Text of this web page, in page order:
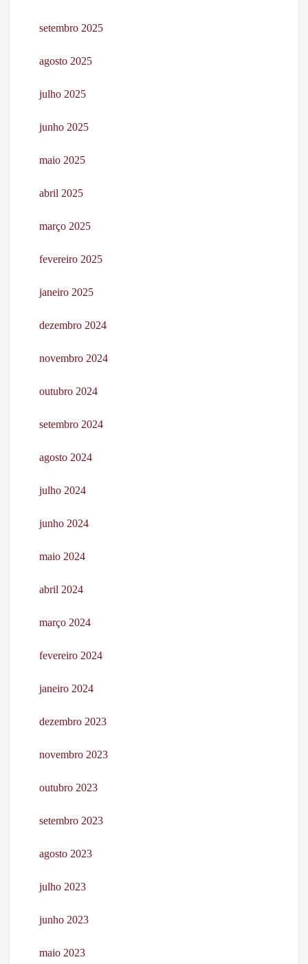
setembro 2025
agosto 2025
julho 2025
junho 2025
maio 2025
abril 2025
março 2025
fevereiro 2025
janeiro 2025
dezembro 2024
novembro 2024
outubro 2024
setembro 2024
agosto 2024
julho 2024
junho 2024
maio 2024
abril 2024
março 2024
fevereiro 2024
janeiro 2024
dezembro 2023
novembro 2023
outubro 2023
setembro 2023
agosto 2023
julho 2023
junho 2023
maio 2023